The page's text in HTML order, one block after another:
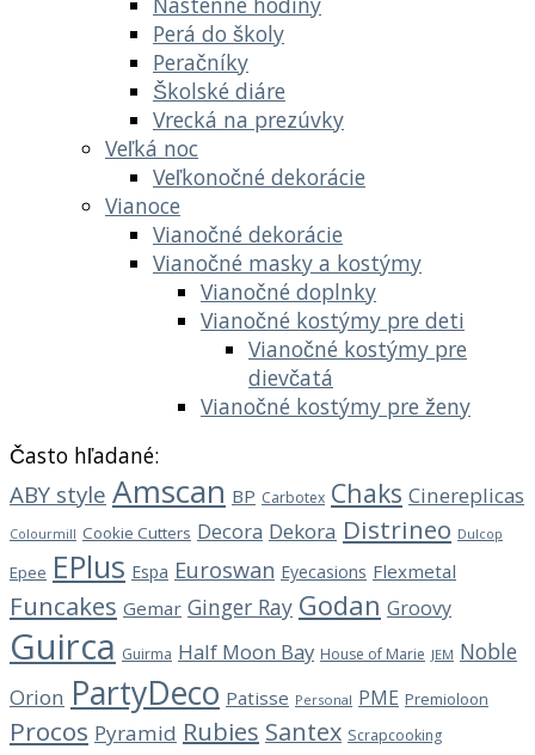
Perá do školy
Peračníky
Školské diáre
Vrecká na prezúvky
Veľká noc
Veľkonočné dekorácie
Vianoce
Vianočné dekorácie
Vianočné masky a kostýmy
Vianočné doplnky
Vianočné kostýmy pre deti
Vianočné kostýmy pre
dievčatá
Vianočné kostýmy pre ženy
Často hľadané:
ABY style Amscan BP Carbotex Chaks Cinereplicas
Colourmill Cookie Cutters Decora Dekora Distrineo Dulcop
Epee EPlus Espa Euroswan Eyecasions Flexmetal
Funcakes Gemar Ginger Ray Godan Groovy
Guirca Guirma Half Moon Bay House of Marie JEM Noble
Orion PartyDeco Patisse Personal PME Premioloon
Procos Pyramid Rubies Santex Scrapcooking